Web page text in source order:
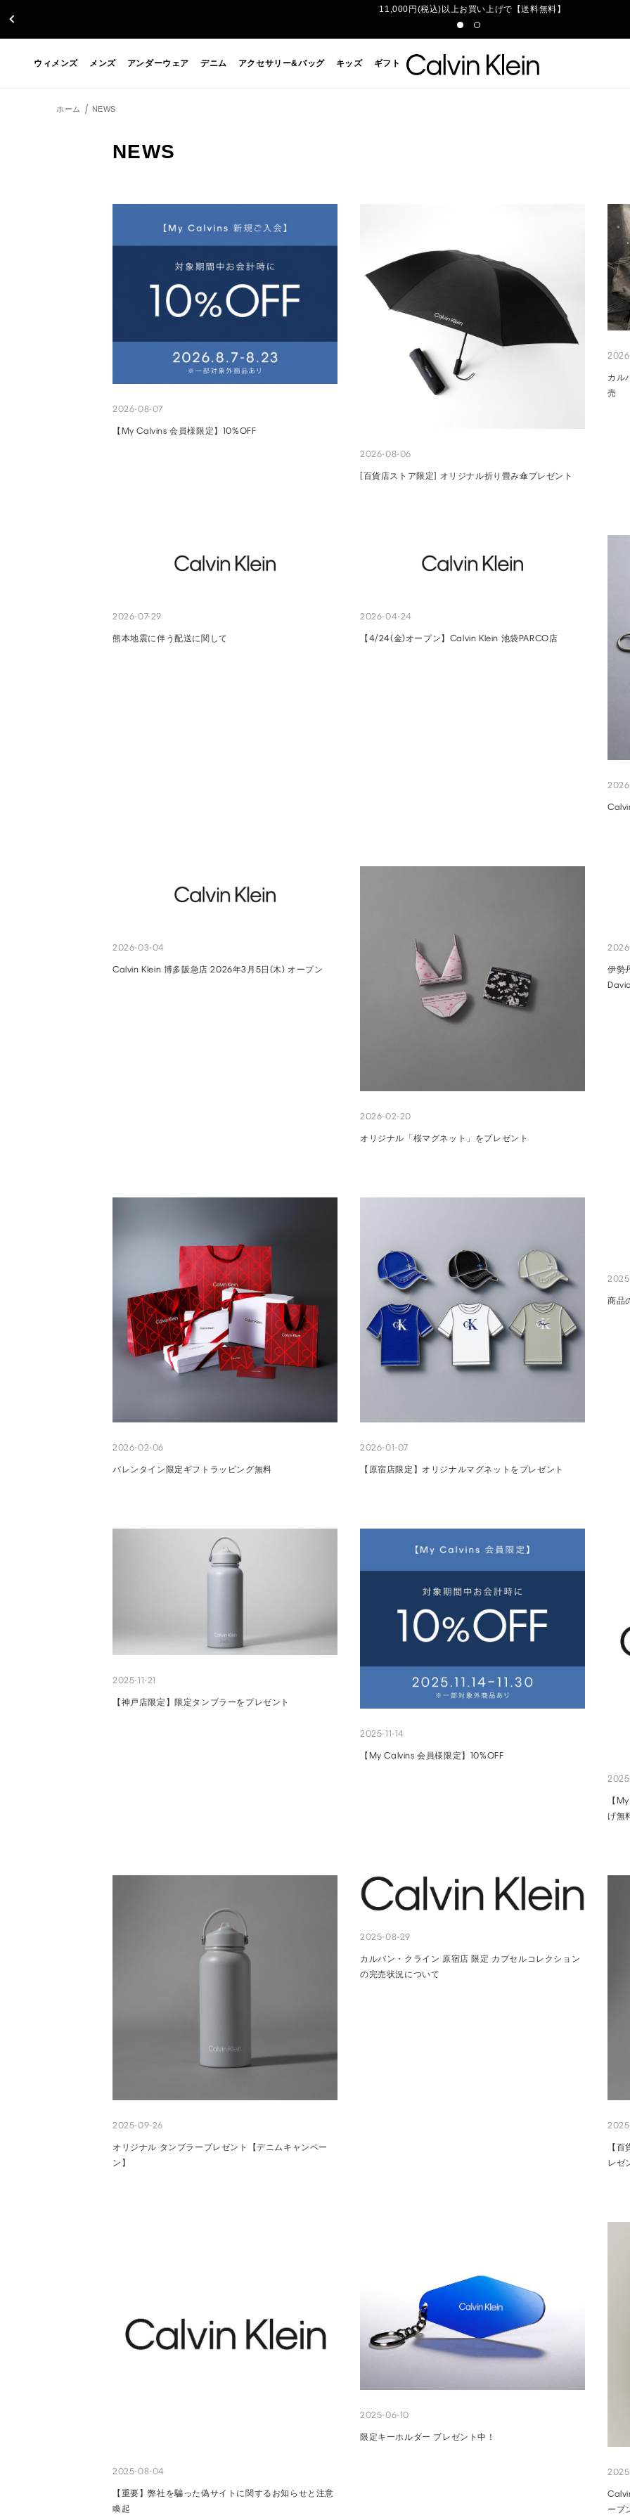
11,000円(税込)以上お買い上げで【送料無料】
ウィメンズ メンズ アンダーウェア デニム アクセサリー&バッグ キッズ ギフト
ホーム NEWS
NEWS
2026-08-07
【My Calvins 会員様限定】10%OFF
2026-08-06
[百貨店ストア限定] オリジナル折り畳み傘プレゼント
カル
売
2026-07-29
熊本地震に伴う配送に関して
2026-04-24
【4/24(金)オープン】Calvin Klein 池袋PARCO店
2026-03-04
Calvin Klein 博多阪急店 2026年3月5日(木) オープン
2026-02-20
オリジナル「桜マグネット」をプレゼント
伊勢
2026-02-06
バレンタイン限定ギフトラッピング無料
2026-01-07
【原宿店限定】オリジナルマグネットをプレゼント
商品
2025-11-21
【神戸店限定】限定タンブラーをプレゼント
2025-11-14
【My Calvins 会員様限定】10%OFF
【
げ無
2025-09-26
オリジナル タンブラープレゼント【デニムキャンペー
ン】
2025-08-29
カルバン・クライン 原宿店 限定 カプセルコレクション
の完売状況について
【
レゼ
2025-08-04
【重要】弊社を騙った偽サイトに関するお知らせと注意
喚起
2025-06-10
限定キーホルダー プレゼント中！
ープ